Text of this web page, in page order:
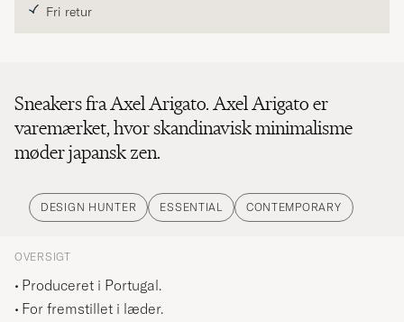
Fri retur
Sneakers fra Axel Arigato. Axel Arigato er
varemærket, hvor skandinavisk minimalisme
møder japansk zen.
DESIGN HUNTER ESSENTIAL CONTEMPORARY
OVERSIGT
Produceret i Portugal.
For fremstillet i læder.